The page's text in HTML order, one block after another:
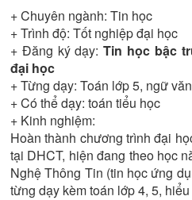
+ Chuyên ngành: Tin học
+ Trình độ: Tốt nghiệp đại học
+ Đăng ký dạy:Tin học bậc
đại học
+ Từng dạy: Toán lớp 5, ngữ
+ Có thể dạy: toán tiểu học
+ Kinh nghiệm:
Hoàn thành chương trình đại
tại DHCT, hiện đang theo học
Nghệ Thông Tin (tin học ứng
từng dạy kèm toán lớp 4, 5,